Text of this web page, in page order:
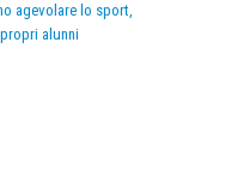
agevolare lo sport,
alunni